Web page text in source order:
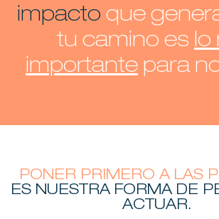
impacto que
tu camino es lo
importante para
PONER PRIMERO A LAS
ES NUESTRA FORMA DE
ACTUAR.